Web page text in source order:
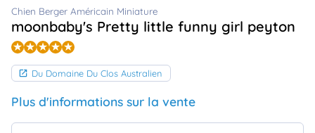
Chien Berger Américain Miniature
moonbaby's Pretty little funny girl peyton
Du Domaine Du Clos Australien
Plus d'informations sur la vente